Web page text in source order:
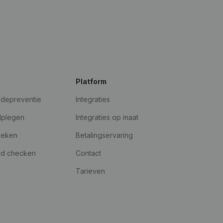
checken
Platform
Integraties
Integraties op maat
Betalingservaring
Contact
Tarieven